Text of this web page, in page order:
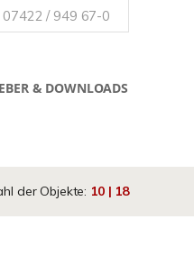
07422 / 949 67-0
& DOWNLOADS
der Objekte: 10 | 18